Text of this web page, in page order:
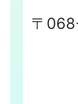
〒